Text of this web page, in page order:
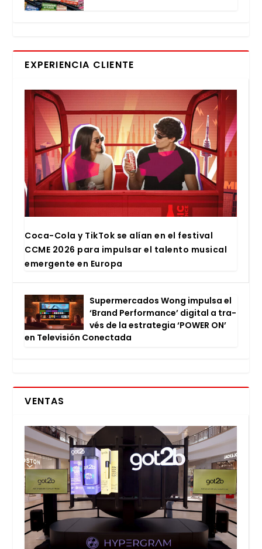
EXPERIENCIA CLIENTE
Coca-Cola y Tik­Tok se alían en el fes­ti­val
CCME 2026 para impul­sar el talen­to musi­cal
emer­gen­te en Euro­pa
Super­mer­ca­dos Wong impul­sa el
‘Brand Per­for­man­ce’ digi­tal a tra­
vés de la estra­te­gia ‘POWER ON’
en Tele­vi­sión Conec­ta­da
VENTAS